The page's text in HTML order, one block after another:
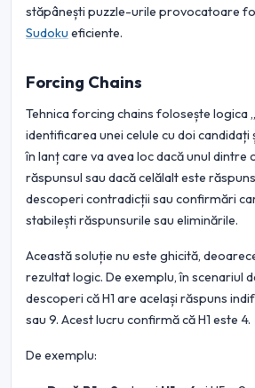
stăpânești puzzle-urile provocatoare
Sudoku eficiente.
Forcing Chains
Tehnica forcing chains folosește logica
identificarea unei celule cu doi
în lanț care va avea loc dacă unul dintre
răspunsul sau dacă celălalt este
descoperi contradicții sau confirmări
stabilești răspunsurile sau eliminările.
Această soluție nu este ghicită,
rezultat logic. De exemplu, în scenariul
descoperi că H1 are același răspuns
sau 9. Acest lucru confirmă că H1 este 4.
De exemplu: